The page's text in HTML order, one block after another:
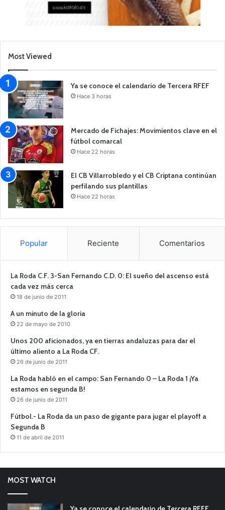
Most Viewed
Ya se conoce el calendario de Tercera RFEF
Hace 3 horas
Mercado de Fichajes: Movimientos clave en el
fútbol comarcal
Hace 22 horas
El CB Villarrobledo y el CB Criptana continúan
perfilando sus plantillas
Hace 22 horas
Popular Reciente Comentarios
La Roda C.F. 3-San Fernando C.D. 0: El sueño del ascenso está
cada vez más cerca
18 de junio de 2011
A un minuto de la gloria
22 de mayo de 2010
Unos 200 aficionados, ya en tierras andaluzas para dar el
último aliento a La Roda CF.
26 de junio de 2011
La Roda habló en el campo: San Fernando 0 – La Roda 1 ¡Ya
estamos en segunda B!
26 de junio de 2011
Fútbol.- La Roda da un paso de gigante para jugar el playoff a
Segunda B
11 de abril de 2011
MOST WATCH